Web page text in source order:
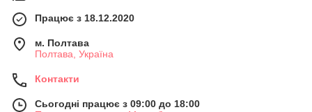
Працює з 18.12.2020
м. Полтава
Полтава, Україна
Контакти
Сьогодні працює з 09:00 до 18:00